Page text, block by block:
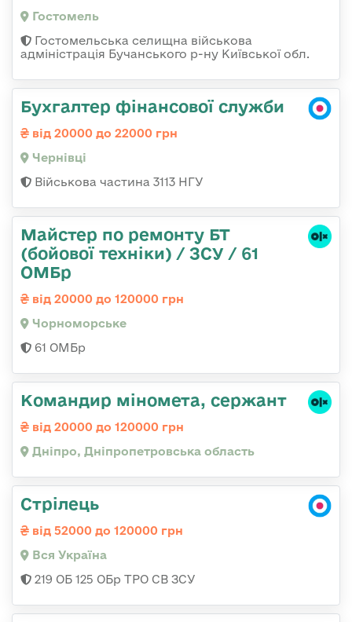
Гостомель
Гостомельська селищна військова
адміністрація Бучанського р-ну Київської обл.
Бухгалтер фінансової служби
від 20000 до 22000 грн
Чернівці
Військова частина 3113 НГУ
Майстер по ремонту БТ
(бойової техніки) / ЗСУ / 61
ОМБр
від 20000 до 120000 грн
Чорноморське
61 ОМБр
Командир міномета, сержант
від 20000 до 120000 грн
Дніпро, Дніпропетровська область
Стрілець
від 52000 до 120000 грн
Вся Україна
219 ОБ 125 ОБр ТРО СВ ЗСУ